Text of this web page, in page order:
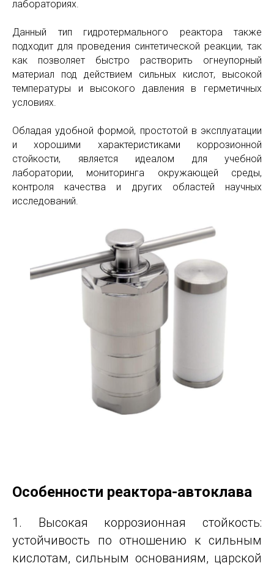
лабораториях.
Данный тип гидротермального реактора также
подходит для проведения синтетической реакции, так
как позволяет быстро растворить огнеупорный
материал под действием сильных кислот, высокой
температуры и высокого давления в герметичных
условиях.
Обладая удобной формой, простотой в эксплуатации
и хорошими характеристиками коррозионной
стойкости, является идеалом для учебной
лаборатории, мониторинга окружающей среды,
контроля качества и других областей научных
исследований.
Особенности реактора-автоклава
1. Высокая коррозионная стойкость:
устойчивость по отношению к сильным
кислотам, сильным основаниям, царской